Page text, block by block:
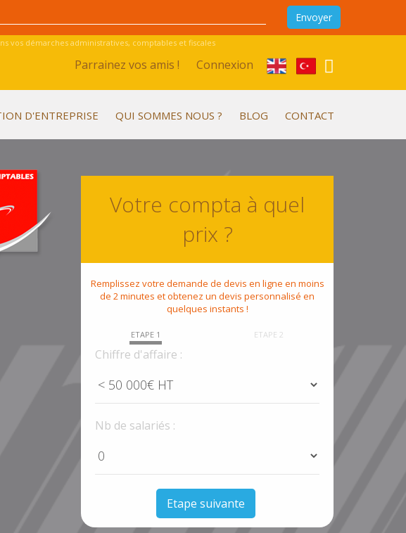
vos démarches administratives, comptables et fiscales
Parrainez vos amis ! Connexion
D'ENTREPRISE QUI SOMMES NOUS ? BLOG CONTACT
Votre compta à quel
prix ?
Remplissez votre demande de devis en ligne en moins
de 2 minutes et obtenez un devis personnalisé en
quelques instants !
ETAPE 1 ETAPE 2
Chiffre d'affaire :
Nb de salariés :
Etape suivante